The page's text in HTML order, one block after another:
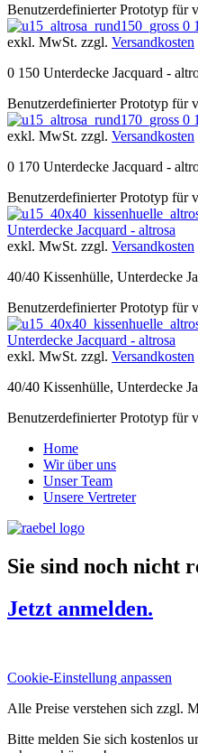
Benutzerdefinierter Prototyp für
0
exkl. MwSt. zzgl. Versandkosten
0 150 Unterdecke Jacquard -
Benutzerdefinierter Prototyp für
0
exkl. MwSt. zzgl. Versandkosten
0 170 Unterdecke Jacquard -
Benutzerdefinierter Prototyp für
Unterdecke Jacquard - altrosa
exkl. MwSt. zzgl. Versandkosten
40/40 Kissenhülle, Unterdecke
Benutzerdefinierter Prototyp für
Unterdecke Jacquard - altrosa
exkl. MwSt. zzgl. Versandkosten
40/40 Kissenhülle, Unterdecke
Benutzerdefinierter Prototyp für
Home
Wir über uns
Unser Team
Unsere Vertreter
Sie sind noch nicht
Jetzt anmelden.
Cookie-Einstellung anpassen
Alle Preise verstehen sich zzgl.
Bitte melden Sie sich kostenlos